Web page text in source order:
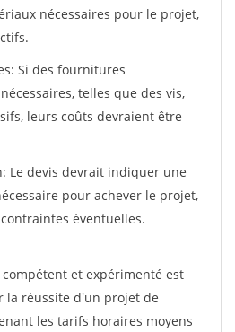
nécessaires pour le projet,
Si des fournitures
telles que des vis,
leurs coûts devraient être
Le devis devrait indiquer une
pour achever le projet,
éventuelles.
et expérimenté est
la réussite d'un projet de
les tarifs horaires moyens